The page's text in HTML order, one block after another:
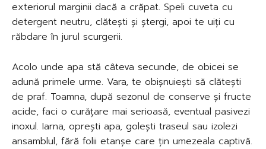
exteriorul marginii dacă a crăpat. Speli cuveta cu
detergent neutru, clătești și ștergi, apoi te uiți cu
răbdare în jurul scurgerii.
Acolo unde apa stă câteva secunde, de obicei se
adună primele urme. Vara, te obișnuiești să clătești
de praf. Toamna, după sezonul de conserve și fructe
acide, faci o curățare mai serioasă, eventual pasivezi
inoxul. Iarna, oprești apa, golești traseul sau izolezi
ansamblul, fără folii etanșe care țin umezeala captivă.